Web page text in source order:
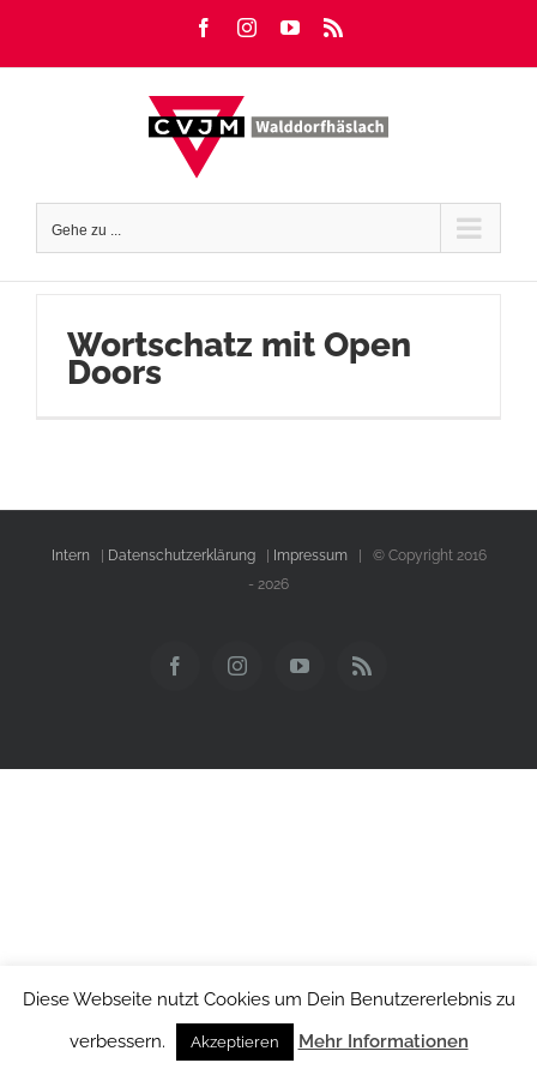
FacebookInstagramYouTube
Gehe zu ...
Wortschatz mit Open
Doors
Intern Datenschutzerklärung| Impressum| © Copyright 2016
- 2026
FacebookInstagramYouTubeRss
Diese Webseite nutzt Cookies um Dein Benutzererlebnis zu
verbessern.
Akzeptieren Mehr Informationen